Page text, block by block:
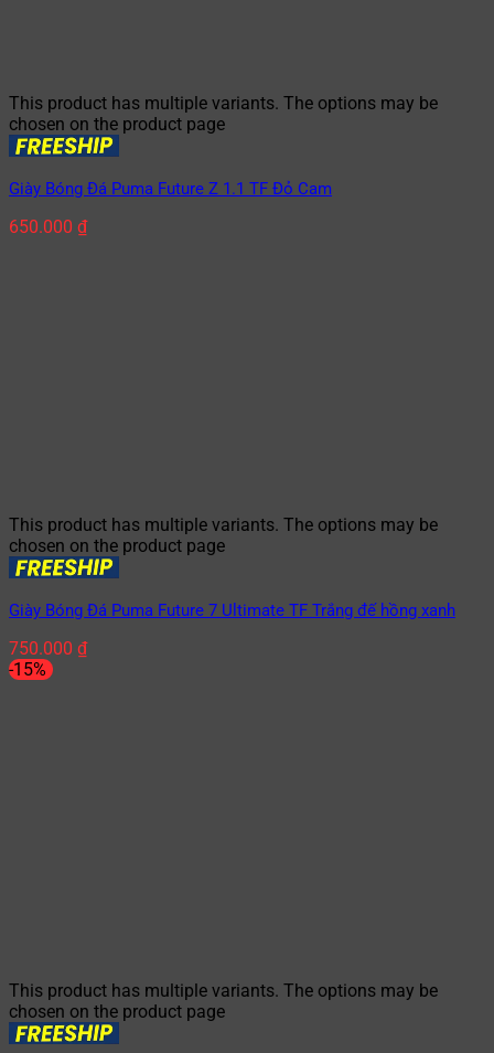
This product has multiple variants. The options may be
chosen on the product page
Giày Bóng Đá Puma Future Z 1.1 TF Đỏ Cam
650.000 ₫
This product has multiple variants. The options may be
chosen on the product page
Giày Bóng Đá Puma Future 7 Ultimate TF Trắng đế hồng xanh
750.000 ₫
-15%
This product has multiple variants. The options may be
chosen on the product page